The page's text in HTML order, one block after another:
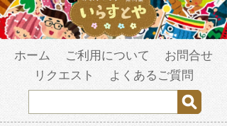
ホーム ご利用について
お問合せ
リクエスト
よくあるご質問